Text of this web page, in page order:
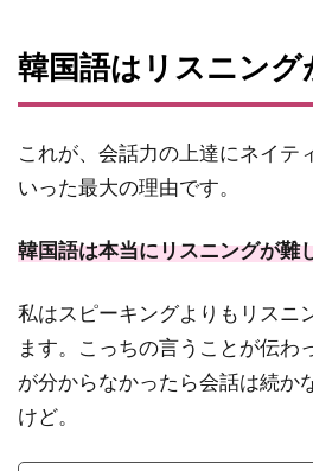
韓国語はリスニング
これが、会話力の上達にネイテ
いった最大の理由です。
韓国語は本当にリスニングが難
私はスピーキングよりもリスニ
ます。こっちの言うことが伝わ
が分からなかったら会話は続か
けど。